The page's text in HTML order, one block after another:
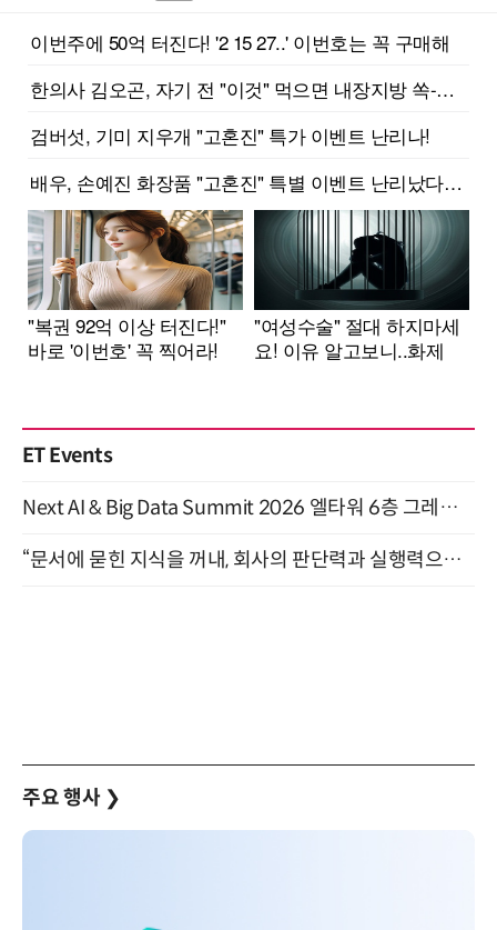
ET Events
Next AI & Big Data Summit 2026 엘타워 6층 그레이스홀 개최 (9/18)
“문서에 묻힌 지식을 꺼내, 회사의 판단력과 실행력으로 바꾸다” (8/20)
주요 행사 ❯